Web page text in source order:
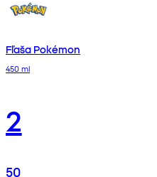
Fľaša Pokémon
450 ml
2
50